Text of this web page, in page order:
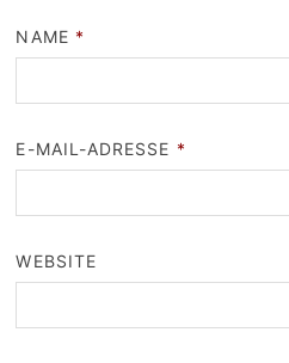
NAME *
E-MAIL-ADRESSE *
WEBSITE